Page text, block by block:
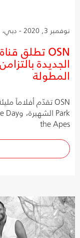
نوفمبر 3, 2020 - دبي، الإمارات العربية المتحدة
الجديدة
المطولة
the Apes